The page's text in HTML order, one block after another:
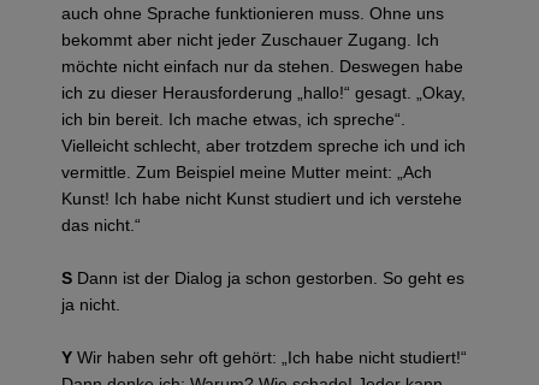
auch ohne Sprache funktionieren muss. Ohne uns
bekommt aber nicht jeder Zuschauer Zugang. Ich
möchte nicht einfach nur da stehen. Deswegen habe
ich zu dieser Herausforderung „hallo!“ gesagt. „Okay,
ich bin bereit. Ich mache etwas, ich spreche“.
Vielleicht schlecht, aber trotzdem spreche ich und ich
vermittle. Zum Beispiel meine Mutter meint: „Ach
Kunst! Ich habe nicht Kunst studiert und ich verstehe
das nicht.“
S Dann ist der Dialog ja schon gestorben. So geht es
ja nicht.
Y Wir haben sehr oft gehört: „Ich habe nicht studiert!“